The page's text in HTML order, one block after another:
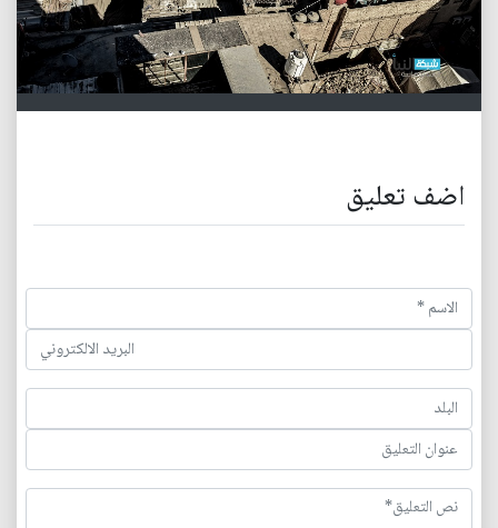
اضف تعليق